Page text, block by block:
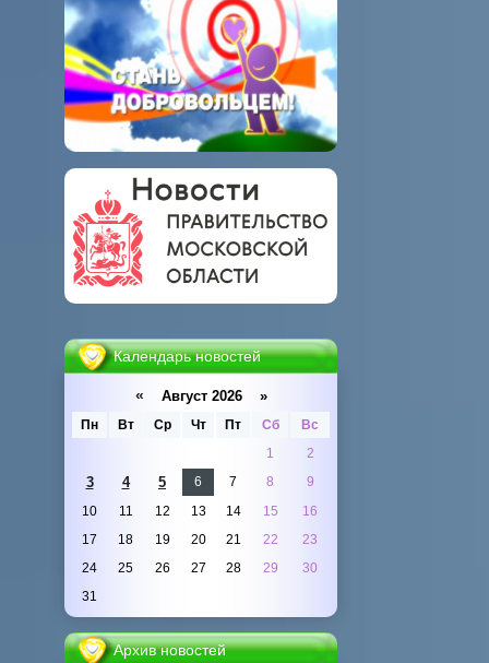
Календарь новостей
« Август 2026 »
Пн Вт Ср Чт Пт Сб
Вс
1
2
3 4 5 6 7 8
9
10
11 12 13 14 15
16
17
18 19 20 21 22
23
24
25 26 27 28 29
30
31
Архив новостей